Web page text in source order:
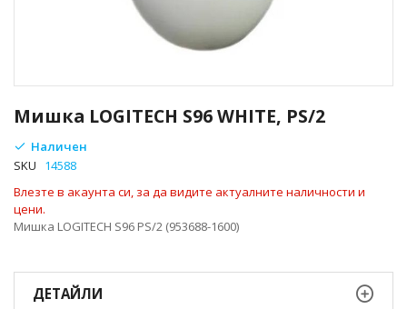
Мишка LOGITECH S96 WHITE, PS/2
Наличен
SKU
14588
Влезте в акаунта си, за да видите актуалните наличности и
цени.
Мишка LOGITECH S96 PS/2 (953688-1600)
към
началото
на
галерия
снимки
ДЕТАЙЛИ